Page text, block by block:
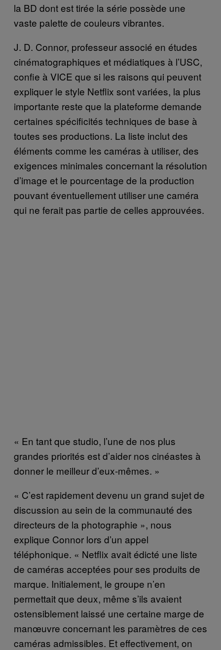
la BD dont est tirée la série possède une
vaste palette de couleurs vibrantes.
J. D. Connor, professeur associé en études
cinématographiques et médiatiques à l’USC,
confie à VICE que si les raisons qui peuvent
expliquer le style Netflix sont variées, la plus
importante reste que la plateforme demande
certaines spécificités techniques de base à
toutes ses productions. La liste inclut des
éléments comme les caméras à utiliser, des
exigences minimales concernant la résolution
d’image et le pourcentage de la production
pouvant éventuellement utiliser une caméra
qui ne ferait pas partie de celles approuvées.
« En tant que studio, l’une de nos plus
grandes priorités est d’aider nos cinéastes à
donner le meilleur d’eux-mêmes. »
« C’est rapidement devenu un grand sujet de
discussion au sein de la communauté des
directeurs de la photographie », nous
explique Connor lors d’un appel
téléphonique. « Netflix avait édicté une liste
de caméras acceptées pour ses produits de
marque. Initialement, le groupe n’en
permettait que deux, même s’ils avaient
ostensiblement laissé une certaine marge de
manœuvre concernant les paramètres de ces
caméras admissibles. Et effectivement, on